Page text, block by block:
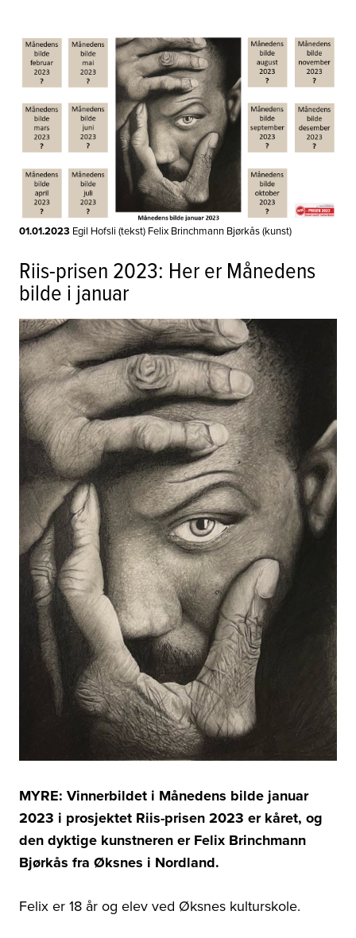
01.01.2023 Egil Hofsli (tekst) Felix Brinchmann Bjørkås (kunst)
Riis-prisen 2023: Her er Månedens
bilde i januar
MYRE: Vinnerbildet i Månedens bilde januar
2023 i prosjektet Riis-prisen 2023 er kåret, og
den dyktige kunstneren er Felix Brinchmann
Bjørkås fra Øksnes i Nordland.
Felix er 18 år og elev ved Øksnes kulturskole.